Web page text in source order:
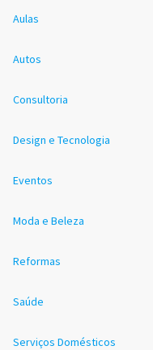
Aulas
Autos
Consultoria
Design e Tecnologia
Eventos
Moda e Beleza
Reformas
Saúde
Serviços Domésticos